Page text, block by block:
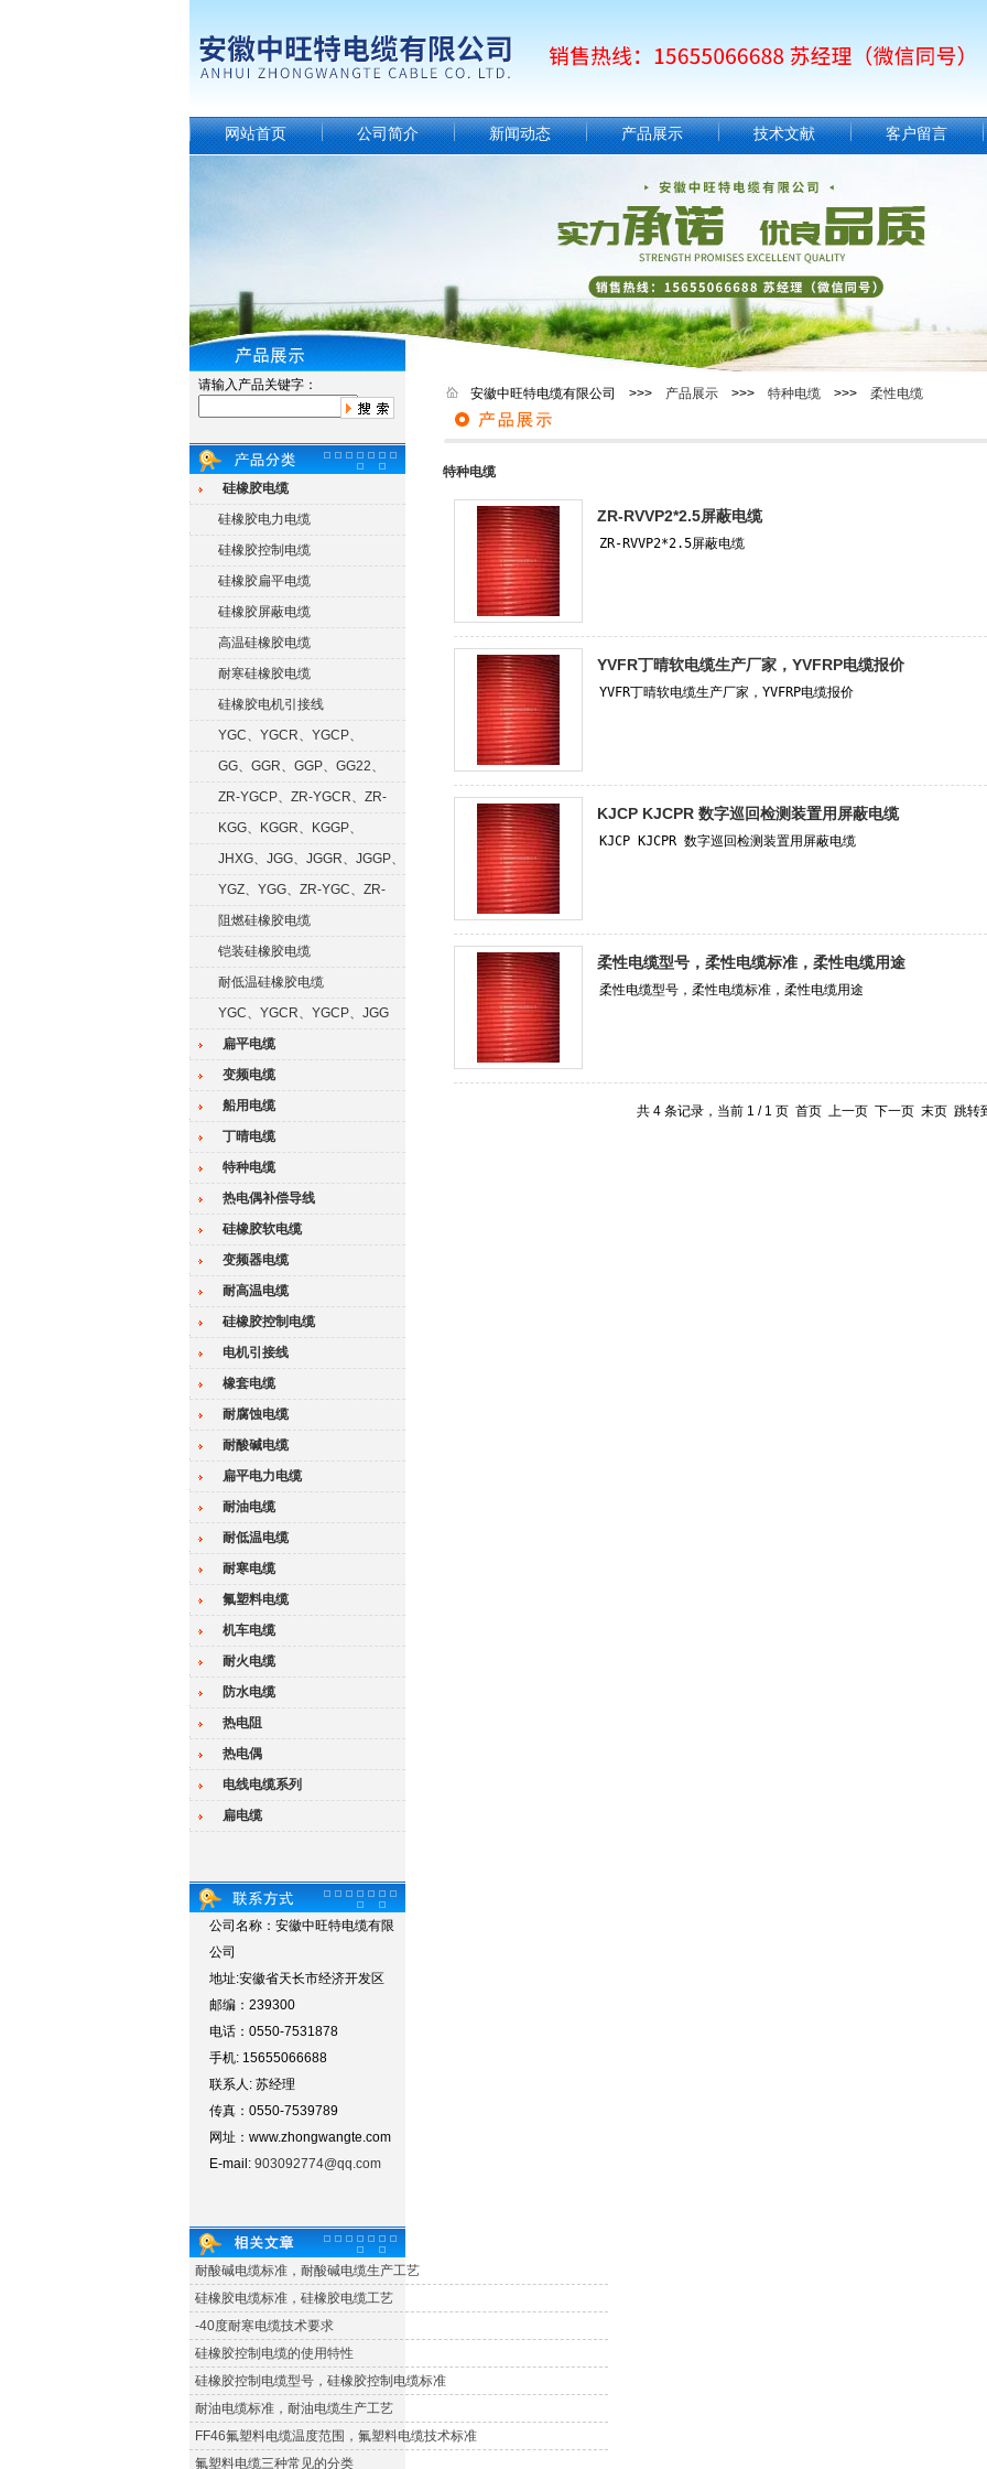
网站首页 公司简介 新闻动态 产品展示 技术文献 客户留言
请输入产品关键字：
硅橡胶电缆
硅橡胶电力电缆
硅橡胶控制电缆
硅橡胶扁平电缆
硅橡胶屏蔽电缆
高温硅橡胶电缆
耐寒硅橡胶电缆
硅橡胶电机引接线
YGC、YGCR、YGCP、
YGCRP
GG、GGR、GGP、GG22、
GGRP
ZR-YGCP、ZR-YGCR、ZR-
YGCRP
KGG、KGGR、KGGP、
KGGRP
JHXG、JGG、JGGR、JGGP、
JGGFYGZ、YGG、ZR-YGC、ZR-
KGG阻燃硅橡胶电缆
铠装硅橡胶电缆
耐低温硅橡胶电缆
YGC、YGCR、YGCP、JGG
扁平电缆
变频电缆
船用电缆
丁晴电缆
特种电缆
热电偶补偿导线
硅橡胶软电缆
变频器电缆
耐高温电缆
硅橡胶控制电缆
电机引接线
橡套电缆
耐腐蚀电缆
耐酸碱电缆
扁平电力电缆
耐油电缆
耐低温电缆
耐寒电缆
氟塑料电缆
机车电缆
耐火电缆
防水电缆
热电阻
热电偶
电线电缆系列
扁电缆
公司名称：安徽中旺特电缆有限
公司
地址:安徽省天长市经济开发区
邮编：239300
电话：0550-7531878
手机: 15655066688
联系人: 苏经理
传真：0550-7539789
网址：www.zhongwangte.com
E-mail: 903092774@qq.com
耐酸碱电缆标准，耐酸碱电缆生产工艺
硅橡胶电缆标准，硅橡胶电缆工艺
-40度耐寒电缆技术要求
硅橡胶控制电缆的使用特性
硅橡胶控制电缆型号，硅橡胶控制电缆标准
耐油电缆标准，耐油电缆生产工艺
FF46氟塑料电缆温度范围，氟塑料电缆技术标准
氟塑料电缆三种常见的分类
安徽中旺特电缆有限公司 >>> 产品展示 >>> 特种电缆 >>> 柔性电缆
特种电缆
ZR-RVVP2*2.5屏蔽电缆
YVFR丁晴软电缆生产厂家，YVFRP电缆报价
KJCP KJCPR 数字巡回检测装置用屏蔽电缆
柔性电缆型号，柔性电缆标准，柔性电缆用途
共 4 条记录，当前 1 / 1 页 首页 上一页 下一页 末页 跳转